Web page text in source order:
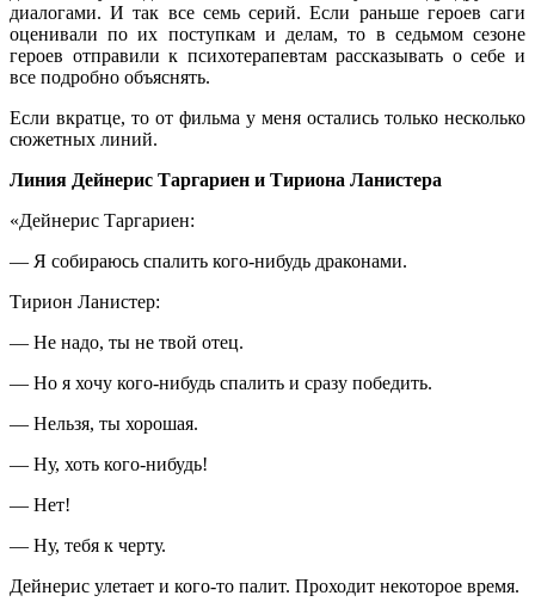
диалогами. И так все семь серий. Если раньше героев саги
оценивали по их поступкам и делам, то в седьмом сезоне
героев отправили к психотерапевтам рассказывать о себе и
все подробно объяснять.
Если вкратце, то от фильма у меня остались только несколько
сюжетных линий.
Линия Дейнерис Таргариен и Тириона Ланистера
«Дейнерис Таргариен:
— Я собираюсь спалить кого-нибудь драконами.
Тирион Ланистер:
— Не надо, ты не твой отец.
— Но я хочу кого-нибудь спалить и сразу победить.
— Нельзя, ты хорошая.
— Ну, хоть кого-нибудь!
— Нет!
— Ну, тебя к черту.
Дейнерис улетает и кого-то палит. Проходит некоторое время.